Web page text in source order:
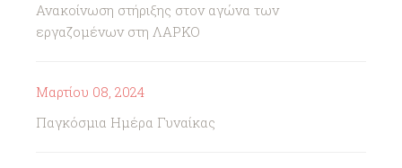
Ανακοίνωση στήριξης στον αγώνα των
εργαζομένων στη ΛΑΡΚΟ
Μαρτίου 08, 2024
Παγκόσμια Ημέρα Γυναίκας